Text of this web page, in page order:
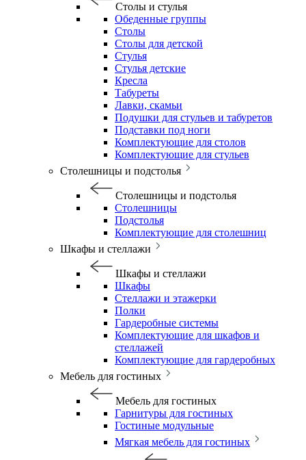
Столы и стулья
Обеденные группы
Столы
Столы для детской
Стулья
Стулья детские
Кресла
Табуреты
Лавки, скамьи
Подушки для стульев и табуретов
Подставки под ноги
Комплектующие для столов
Комплектующие для стульев
Столешницы и подстолья
Столешницы и подстолья
Столешницы
Подстолья
Комплектующие для столешниц
Шкафы и стеллажи
Шкафы и стеллажи
Шкафы
Стеллажи и этажерки
Полки
Гардеробные системы
Комплектующие для шкафов и
стеллажей
Комплектующие для гардеробных
Мебель для гостиных
Мебель для гостиных
Гарнитуры для гостиных
Гостиные модульные
Мягкая мебель для гостиных